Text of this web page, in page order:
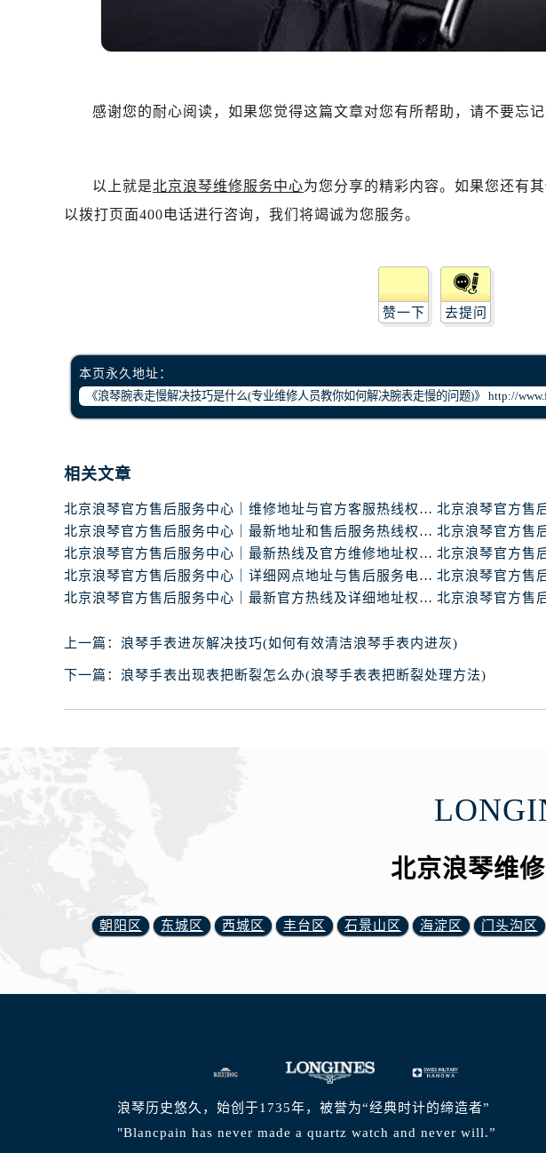
感谢您的耐心阅读，如果您觉得这篇文章对您有所帮助，请不要忘
以上就是北京浪琴维修服务中心为您分享的精彩内容。如果您还有
以拨打页面400电话进行咨询，我们将竭诚为您服务。
赞一下 去提问
本页永久地址：
相关文章
北京浪琴官方售后服务中心｜维修地址与官方客服热线权威信息公示（2026年7月最新）
北京浪琴官方售后服务中心｜最新地址和售后服务热线权威信息公示（2026年7月最新）
北京浪琴官方售后服务中心｜最新热线及官方维修地址权威信息公示（2026年7月最新）
北京浪琴官方售后服务中心｜详细网点地址与售后服务电话权威信息公示（2026年7月最新）
北京浪琴官方售后服务中心｜最新官方热线及详细地址权威信息公示（2026年7月最新）
上一篇： 浪琴手表进灰解决技巧(如何有效清洁浪琴手表内进灰)
下一篇： 浪琴手表出现表把断裂怎么办(浪琴手表表把断裂处理方法)
北京浪琴维
朝阳区 东城区 西城区 丰台区 石景山区 海淀区 门头沟区
浪琴历史悠久，始创于1735年，被誉为“经典时计的缔造者”
"Blancpain has never made a quartz watch and never will.”